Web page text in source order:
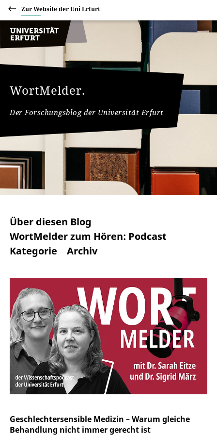
Zur Website der Uni Erfurt
WortMelder.
Der Forschungsblog der Universität Erfurt
Über diesen Blog
WortMelder zum Hören: Podcast
Kategorie
Archiv
Geschlechtersensible Medizin – Warum gleiche
Behandlung nicht immer gerecht ist